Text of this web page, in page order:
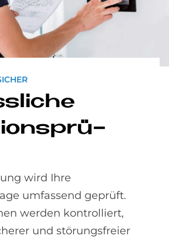
wird Ihre
umfassend geprüft.
werden kontrolliert,
und störungsfreier